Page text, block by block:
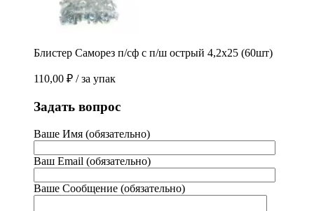
Блистер Саморез п/сф с п/ш острый 4,2х25 (60шт)
110,00 ₽ / за упак
Задать вопрос
Ваше Имя (обязательно)
Ваш Email (обязательно)
Ваше Сообщение (обязательно)